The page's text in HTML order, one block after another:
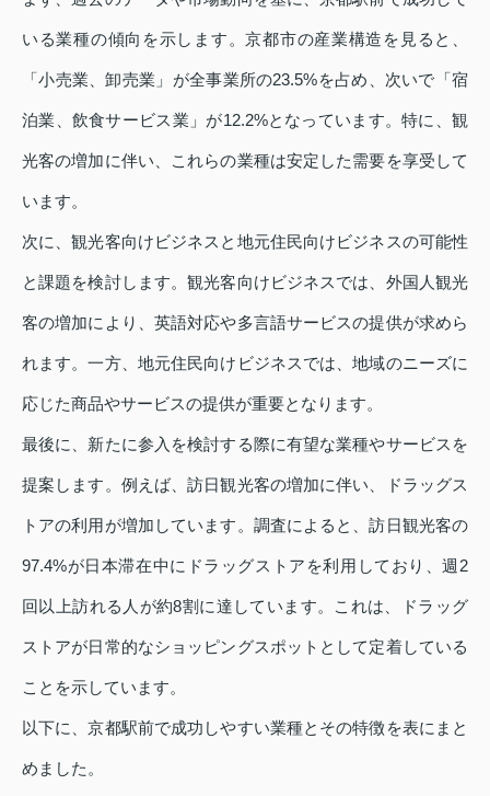
いる業種の傾向を示します。京都市の産業構造を見ると、
「小売業、卸売業」が全事業所の23.5%を占め、次いで「宿
泊業、飲食サービス業」が12.2%となっています。特に、観
光客の増加に伴い、これらの業種は安定した需要を享受して
います。
次に、観光客向けビジネスと地元住民向けビジネスの可能性
と課題を検討します。観光客向けビジネスでは、外国人観光
客の増加により、英語対応や多言語サービスの提供が求めら
れます。一方、地元住民向けビジネスでは、地域のニーズに
応じた商品やサービスの提供が重要となります。
最後に、新たに参入を検討する際に有望な業種やサービスを
提案します。例えば、訪日観光客の増加に伴い、ドラッグス
トアの利用が増加しています。調査によると、訪日観光客の
97.4%が日本滞在中にドラッグストアを利用しており、週2
回以上訪れる人が約8割に達しています。これは、ドラッグ
ストアが日常的なショッピングスポットとして定着している
ことを示しています。
以下に、京都駅前で成功しやすい業種とその特徴を表にまと
めました。